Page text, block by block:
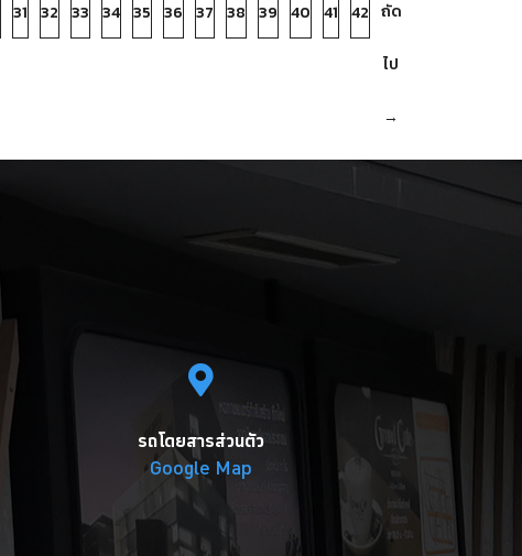
31 32 33 34 35 36 37 38 39 40 41 42 ถัด
ไป
→
รถโดยสารส่วนตัว
Google Map